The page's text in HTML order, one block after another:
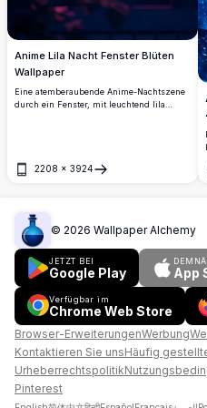
Anime Lila Nacht Fenster Blüten
Wallpaper
Eine atemberaubende Anime-Nachtszene
durch ein Fenster, mit leuchtend lila
2208 × 3924
Öffnen
© 2026 Wallpaper Alchemy
JETZT BEI
Google Play App
Verfügbar im
Chrome Web Store
Browser-ErweiterungenWerbung
Kontaktieren Sie unsHäufig
Urheberrechtspolitik
Pinterest